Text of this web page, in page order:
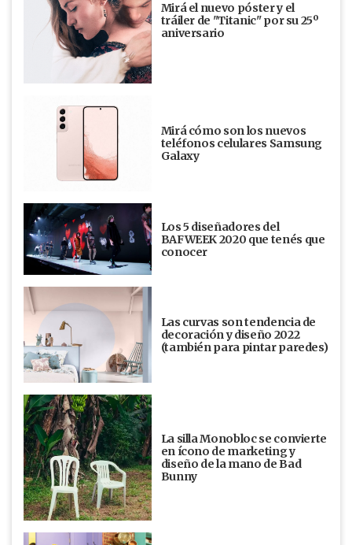
Mirá el nuevo póster y el
tráiler de "Titanic" por su 25º
aniversario
Mirá cómo son los nuevos
teléfonos celulares Samsung
Galaxy
Los 5 diseñadores del
BAFWEEK 2020 que tenés que
conocer
Las curvas son tendencia de
decoración y diseño 2022
(también para pintar paredes)
La silla Monobloc se convierte
en ícono de marketing y
diseño de la mano de Bad
Bunny